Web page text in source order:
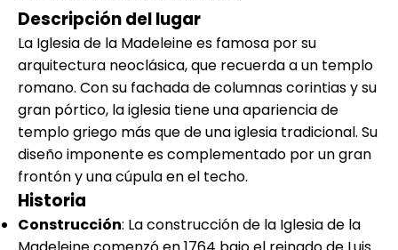
Descripción del lugar
La Iglesia de la Madeleine es famosa por su
arquitectura neoclásica, que recuerda a un templo
romano. Con su fachada de columnas corintias y su
gran pórtico, la iglesia tiene una apariencia de
templo griego más que de una iglesia tradicional. Su
diseño imponente es complementado por un gran
frontón y una cúpula en el techo.
Historia
Construcción: La construcción de la Iglesia de la